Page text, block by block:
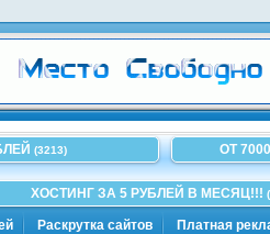
(3213) ОТ
ХОСТИНГ ЗА 5 РУБЛЕЙ В МЕСЯЦ!!!
Раскрутка сайтов Платная